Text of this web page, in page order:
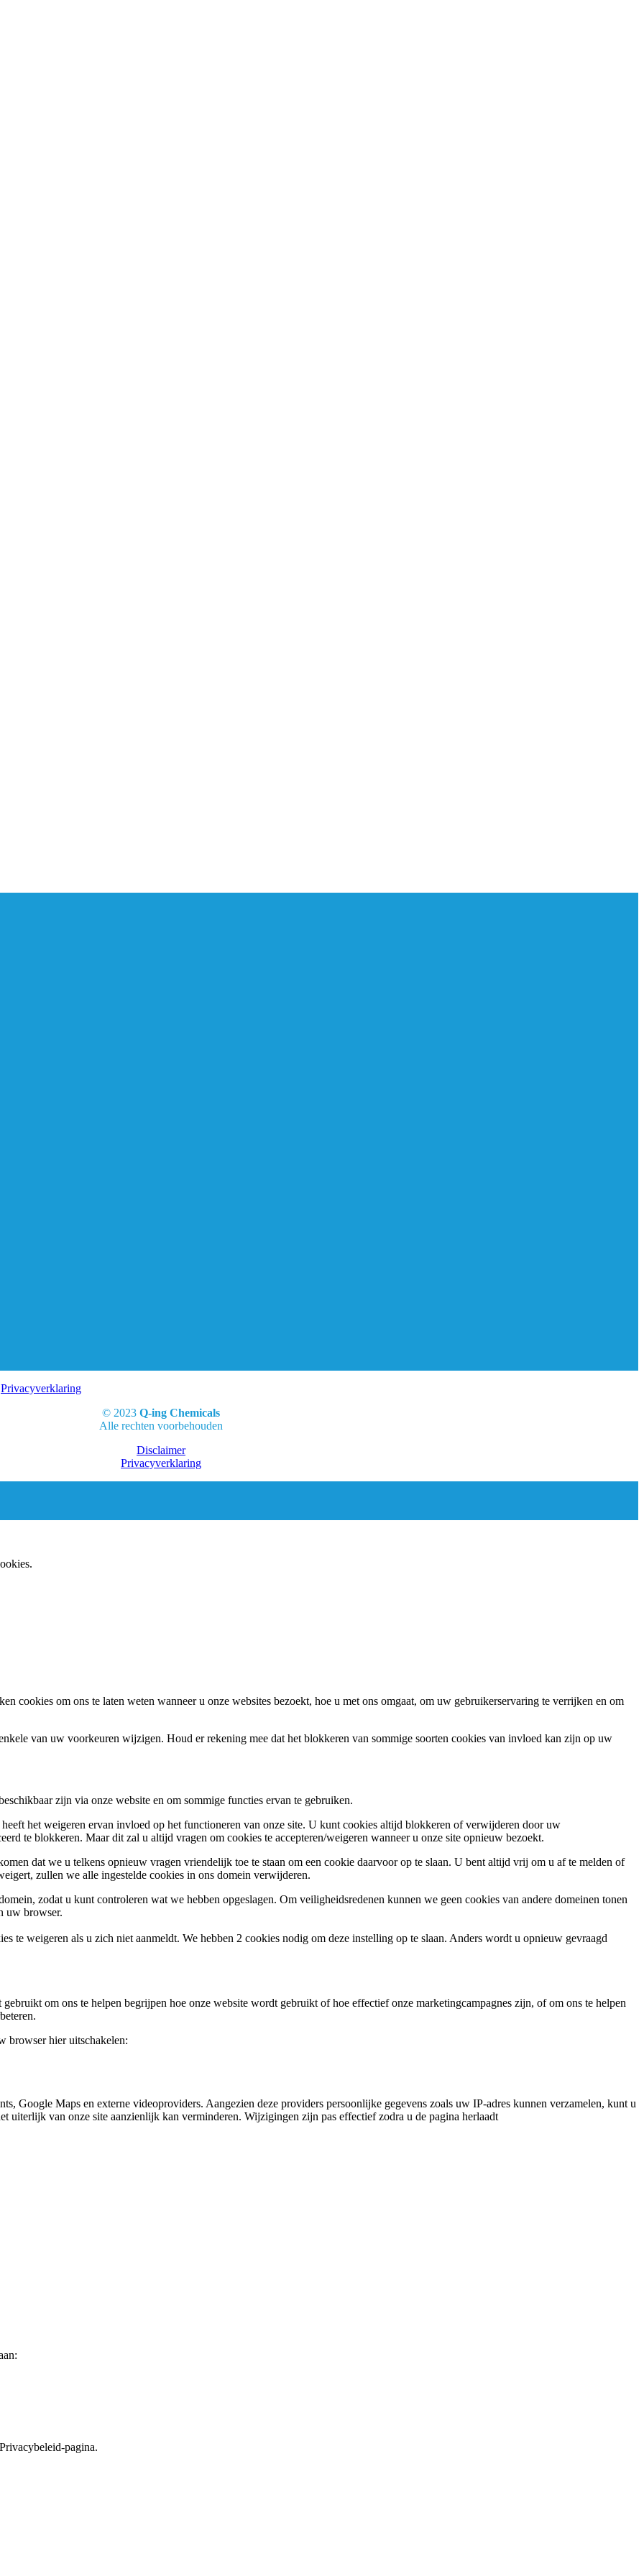
Privacyverklaring
© 2023 Q-ing Chemicals
Alle rechten voorbehouden
Disclaimer
Privacyverklaring
cookies om ons te laten weten wanneer u onze websites bezoekt, hoe u met ons omgaat, om uw gebruikerservaring te verrijken en om
van uw voorkeuren wijzigen. Houd er rekening mee dat het blokkeren van sommige soorten cookies van invloed kan zijn op uw
zijn via onze website en om sommige functies ervan te gebruiken.
het weigeren ervan invloed op het functioneren van onze site. U kunt cookies altijd blokkeren of verwijderen door uw
te blokkeren. Maar dit zal u altijd vragen om cookies te accepteren/weigeren wanneer u onze site opnieuw bezoekt.
dat we u telkens opnieuw vragen vriendelijk toe te staan om een cookie daarvoor op te slaan. U bent altijd vrij om u af te melden of
zullen we alle ingestelde cookies in ons domein verwijderen.
zodat u kunt controleren wat we hebben opgeslagen. Om veiligheidsredenen kunnen we geen cookies van andere domeinen tonen
uw browser.
te weigeren als u zich niet aanmeldt. We hebben 2 cookies nodig om deze instelling op te slaan. Anders wordt u opnieuw gevraagd
om ons te helpen begrijpen hoe onze website wordt gebruikt of hoe effectief onze marketingcampagnes zijn, of om ons te helpen
browser hier uitschakelen:
Google Maps en externe videoproviders. Aangezien deze providers persoonlijke gegevens zoals uw IP-adres kunnen verzamelen, kunt u
uiterlijk van onze site aanzienlijk kan verminderen. Wijzigingen zijn pas effectief zodra u de pagina herlaadt
pagina.